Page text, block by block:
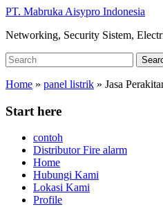
Skip
main
PT. Mabruka Aisypro Indonesia
Networking, Security Sistem,
Search
for:
Home » panel listrik » Jasa
Start here
contoh
Distributor Fire alarm
Home
Hubungi Kami
Lokasi Kami
Profile